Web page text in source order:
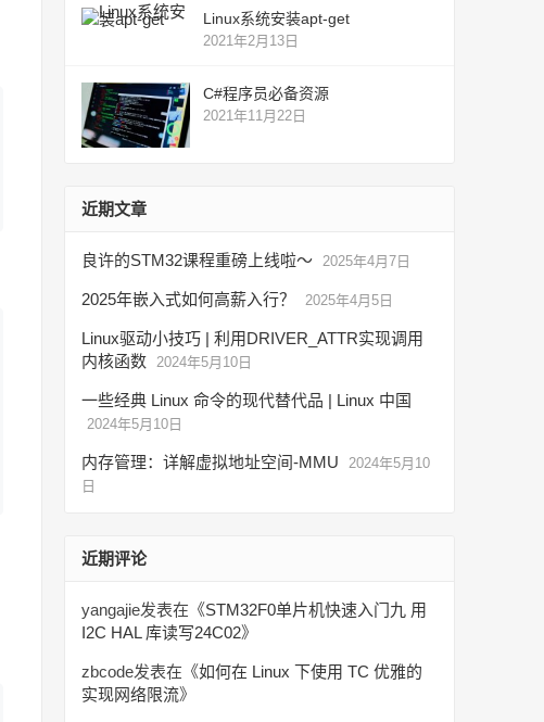
Linux系统安装apt-get
2021年2月13日
C#程序员必备资源
2021年11月22日
近期文章
良许的STM32课程重磅上线啦～ 2025年4月7日
2025年嵌入式如何高薪入行？ 2025年4月5日
Linux驱动小技巧 | 利用DRIVER_ATTR实现调用
内核函数 2024年5月10日
一些经典 Linux 命令的现代替代品 | Linux 中国
2024年5月10日
内存管理：详解虚拟地址空间-MMU
2024年5月10
日
近期评论
yangajie发表在《STM32F0单片机快速入门九 用
I2C HAL 库读写24C02》
zbcode发表在《如何在 Linux 下使用 TC 优雅的
实现网络限流》